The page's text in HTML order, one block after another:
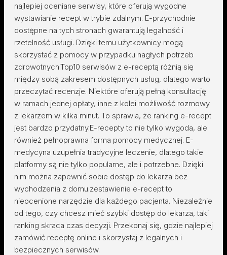
najlepiej oceniane serwisy, które oferują wygodne
wystawianie recept w trybie zdalnym. E-przychodnie
dostępne na tych stronach gwarantują legalność i
rzetelność usługi. Dzięki temu użytkownicy mogą
skorzystać z pomocy w przypadku nagłych potrzeb
zdrowotnych.Top10 serwisów z e-receptą różnią się
między sobą zakresem dostępnych usług, dlatego warto
przeczytać recenzje. Niektóre oferują pełną konsultację
w ramach jednej opłaty, inne z kolei możliwość rozmowy
z lekarzem w kilka minut. To sprawia, że ranking e-recept
jest bardzo przydatny.E-recepty to nie tylko wygoda, ale
również pełnoprawna forma pomocy medycznej. E-
medycyna uzupełnia tradycyjne leczenie, dlatego takie
platformy są nie tylko popularne, ale i potrzebne. Dzięki
nim można zapewnić sobie dostęp do lekarza bez
wychodzenia z domu.zestawienie e-recept to
nieocenione narzędzie dla każdego pacjenta. Niezależnie
od tego, czy chcesz mieć szybki dostęp do lekarza, taki
ranking skraca czas decyzji. Przekonaj się, gdzie najlepiej
zamówić receptę online i skorzystaj z legalnych i
bezpiecznych serwisów.